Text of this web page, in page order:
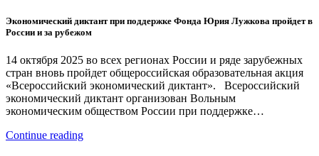
Экономический диктант при поддержке Фонда Юрия Лужкова пройдет в
России и за рубежом
14 октября 2025 во всех регионах России и ряде зарубежных
стран вновь пройдет общероссийская образовательная акция
«Всероссийский экономический диктант». Всероссийский
экономический диктант организован Вольным
экономическим обществом России при поддержке…
Continue reading